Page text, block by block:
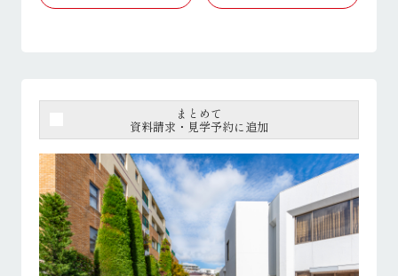
まとめて
資料請求・見学予約に追加